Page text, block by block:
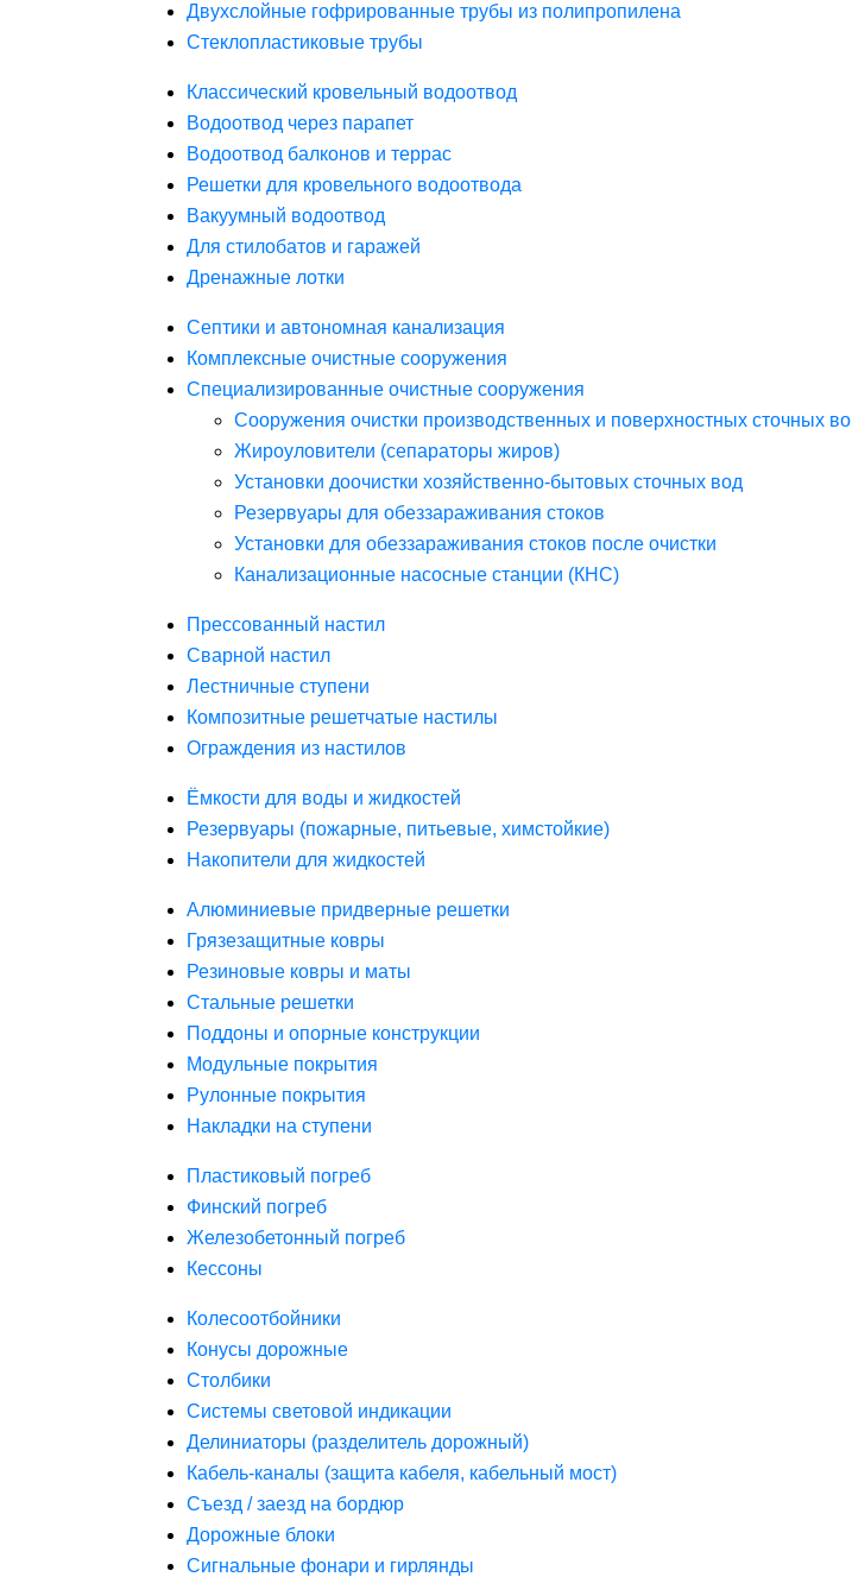
Двухслойные гофрированные трубы из полипропилена
Стеклопластиковые трубы
Классический кровельный водоотвод
Водоотвод через парапет
Водоотвод балконов и террас
Решетки для кровельного водоотвода
Вакуумный водоотвод
Для стилобатов и гаражей
Дренажные лотки
Септики и автономная канализация
Комплексные очистные сооружения
Специализированные очистные сооружения
Сооружения очистки производственных и поверхностных сточных во
Жироуловители (сепараторы жиров)
Установки доочистки хозяйственно-бытовых сточных вод
Резервуары для обеззараживания стоков
Установки для обеззараживания стоков после очистки
Канализационные насосные станции (КНС)
Прессованный настил
Сварной настил
Лестничные ступени
Композитные решетчатые настилы
Ограждения из настилов
Ёмкости для воды и жидкостей
Резервуары (пожарные, питьевые, химстойкие)
Накопители для жидкостей
Алюминиевые придверные решетки
Грязезащитные ковры
Резиновые ковры и маты
Стальные решетки
Поддоны и опорные конструкции
Модульные покрытия
Рулонные покрытия
Накладки на ступени
Пластиковый погреб
Финский погреб
Железобетонный погреб
Кессоны
Колесоотбойники
Конусы дорожные
Столбики
Системы световой индикации
Делиниаторы (разделитель дорожный)
Кабель-каналы (защита кабеля, кабельный мост)
Съезд / заезд на бордюр
Дорожные блоки
Сигнальные фонари и гирлянды